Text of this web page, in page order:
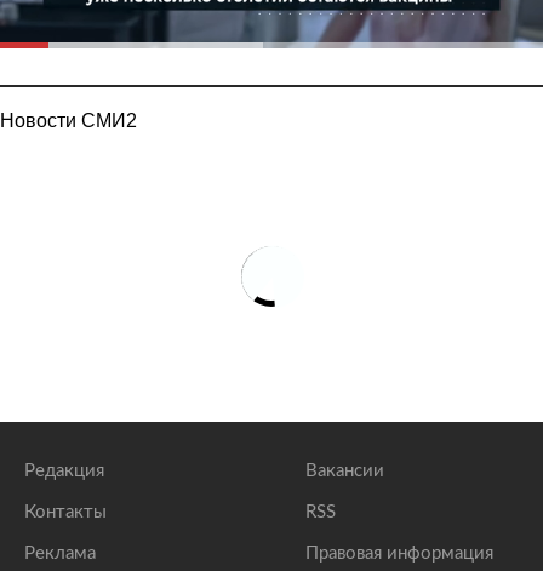
Новости СМИ2
Редакция
Контакты
Реклама
Вакансии
RSS
Правовая информация